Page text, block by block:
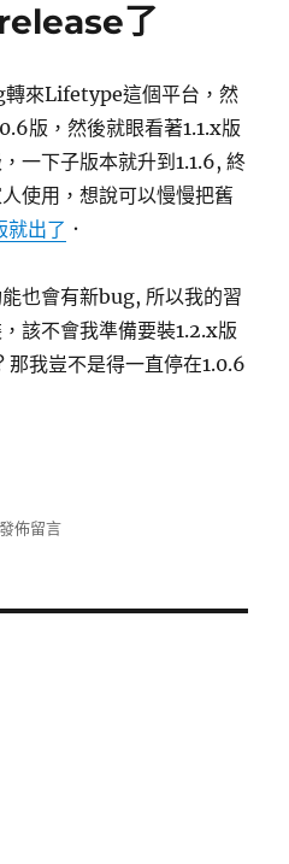
了
來Lifetype這個平台，然
版，然後就眼看著1.1.x版
一下子版本就升到1.1.6, 終
使用，想說可以慢慢把舊
就出了 ．
也會有新bug, 所以我的習
該不會我準備要裝1.2.x版
那我豈不是得一直停在1.0.6
了〉
在
發佈留言